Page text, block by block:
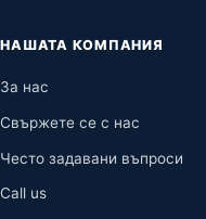
НАШАТА КОМПАНИЯ
За нас
Свържете се с нас
Често задавани въпроси
Call us